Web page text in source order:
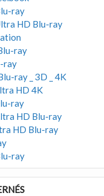
ray
HD Blu-ray
ray
ray
ray _ 3D _ 4K
HD 4K
ray
HD Blu-ray
HD Blu-ray
ray